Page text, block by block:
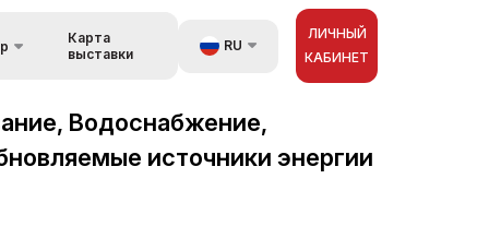
Карта
выставки
RU
EN
ЛИЧНЫЙ
КАБИНЕТ
Водоснабжение,
источники энергии